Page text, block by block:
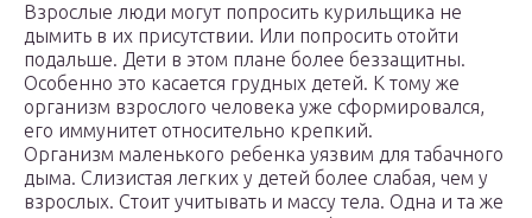
Взрослые люди могут попросить курильщика не
дымить в их присутствии. Или попросить отойти
подальше. Дети в этом плане более беззащитны.
Особенно это касается грудных детей. К тому же
организм взрослого человека уже сформировался,
его иммунитет относительно крепкий.
Организм маленького ребенка уязвим для табачного
дыма. Слизистая легких у детей более слабая, чем у
взрослых. Стоит учитывать и массу тела. Одна и та же